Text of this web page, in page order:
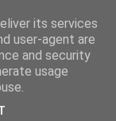
its services
user-agent are
and security
usage